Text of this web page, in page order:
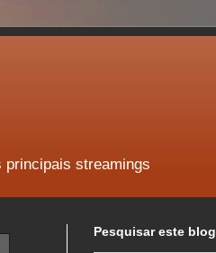
principais streamings
Pesquisar este blog